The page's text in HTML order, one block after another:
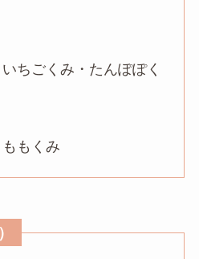
ちごくみ・たんぽぽく
もくみ